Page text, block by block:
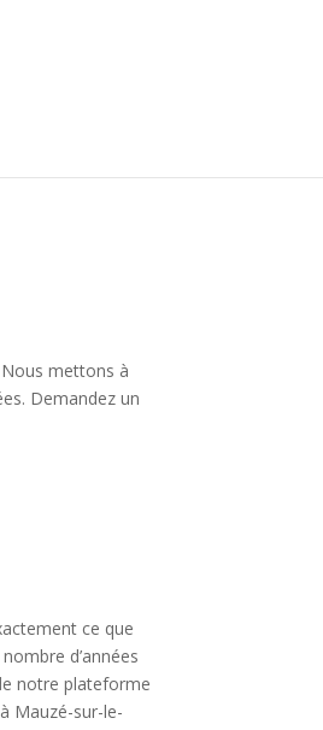
Nous mettons à
Demandez un
ce que
d’années
notre plateforme
Mauzé-sur-le-